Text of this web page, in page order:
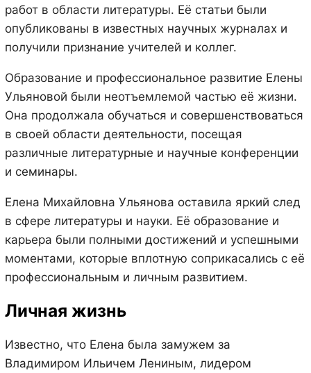
работ в области литературы. Её статьи были
опубликованы в известных научных журналах и
получили признание учителей и коллег.
Образование и профессиональное развитие Елены
Ульяновой были неотъемлемой частью её жизни.
Она продолжала обучаться и совершенствоваться
в своей области деятельности, посещая
различные литературные и научные конференции
и семинары.
Елена Михайловна Ульянова оставила яркий след
в сфере литературы и науки. Её образование и
карьера были полными достижений и успешными
моментами, которые вплотную соприкасались с её
профессиональным и личным развитием.
Личная жизнь
Известно, что Елена была замужем за
Владимиром Ильичем Лениным, лидером